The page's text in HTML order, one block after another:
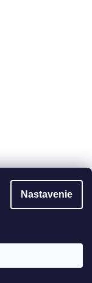
Nastavenie